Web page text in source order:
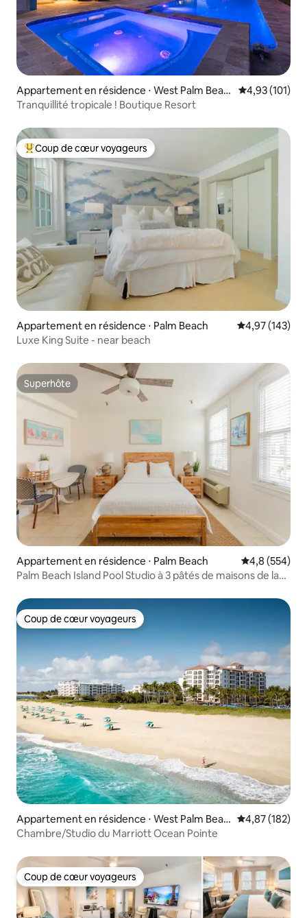
Appartement en résidence ⋅ West Palm Beac
h
Évaluation
4,93 (101)
Tranquillité tropicale ! Boutique Resort
Coups de cœur voyageurs les plus appréciés
Coup de cœur voyageurs
Appartement en résidence ⋅ Palm Beach Évaluation
4,97 (143)
Luxe King Suite - near beach
Superhôte
Superhôte
Appartement en résidence ⋅ Palm Beach Évaluation
4,8 (554)
Palm Beach Island Pool Studio à 3 pâtés de maisons de la
Coup de cœur voyageurs
Coup de cœur voyageurs
Appartement en résidence ⋅ West Palm Beac
h
Évaluation
4,87 (182)
Chambre/Studio du Marriott Ocean Pointe
Coup de cœur voyageurs
Coup de cœur voyageurs